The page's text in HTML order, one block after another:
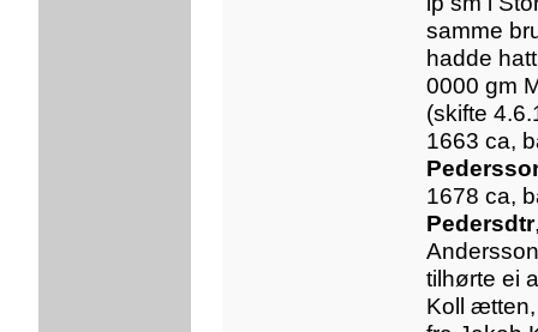
samme
hadde
0000 gm
(skifte
1663 ca,
1678 ca,
Pedersdtr
tilhørte ei
Koll